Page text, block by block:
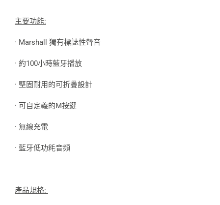
主要功能:
· Marshall 獨有標誌性聲音
· 約100小時藍牙播放
· 堅固耐用的可折疊設計
· 可自定義的M按鍵
· 無線充電
· 藍牙低功耗音頻
產品規格: